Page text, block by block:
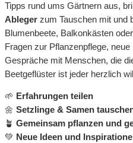
Tipps rund ums Gärtnern aus,
Ableger zum Tauschen mit und
Blumenbeete, Balkonkästen
Fragen zur Pflanzenpflege,
Gespräche mit Menschen, die
Beetgeflüster ist jeder herzlich
🌱 Erfahrungen teilen
🌼 Setzlinge & Samen
🪴 Gemeinsam pflanzen und
💚 Neue Ideen und